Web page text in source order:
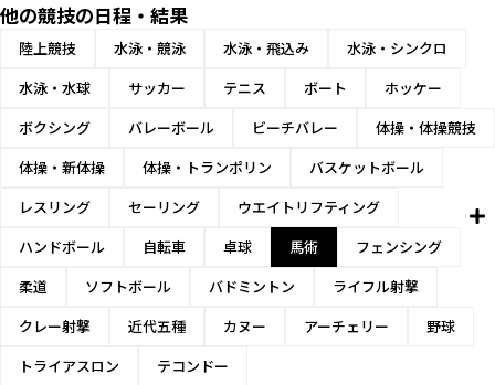
他の競技の日程・結果
陸上競技 水泳・競泳 水泳・飛込み
水泳・シンクロ
水泳・水球
サッカー テニス ボート
ホッケー
ボクシング
バレーボール ビーチバレー
体操・体操競技
体操・新体操
体操・トランポリン
バスケットボール
レスリング
セーリング
ウエイトリフティング
ハンドボール
自転車 卓球 馬術
フェンシング
柔道
ソフトボール バドミントン
ライフル射撃
クレー射撃
近代五種 カヌー アーチェリー
野球
トライアスロン
テコンドー